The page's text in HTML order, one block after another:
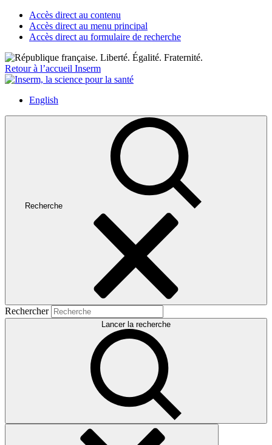
Accès direct au contenu
Accès direct au menu principal
Accès direct au formulaire de recherche
Retour à l’accueil Inserm
English
Recherche
Rechercher
Lancer la recherche